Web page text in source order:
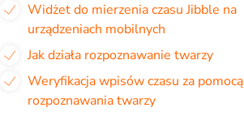
Widżet do mierzenia czasu Jibble na
urządzeniach mobilnych
Jak działa rozpoznawanie twarzy
Weryfikacja wpisów czasu za pomocą
rozpoznawania twarzy